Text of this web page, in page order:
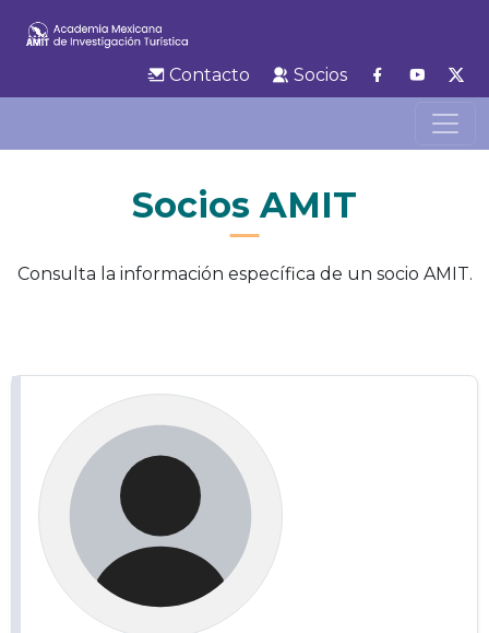
Contacto Socios
Socios AMIT
Consulta la información específica de un socio AMIT.